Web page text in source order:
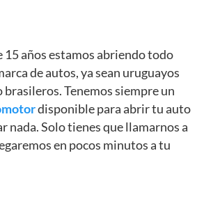
15 años estamos abriendo todo
de autos, ya sean uruguayos
Tenemos siempre un
disponible para abrir tu auto
nada. Solo tienes que llamarnos a
en pocos minutos a tu